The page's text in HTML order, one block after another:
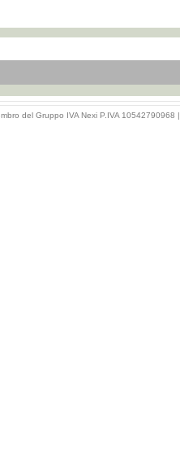
del Gruppo IVA Nexi P.IVA 10542790968 |